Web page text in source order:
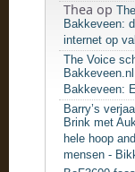
Thea op
Bakkeveen:
internet op
The Voice
Bakkeveen.nl
Bakkeveen:
Barry’s
Brink met
hele hoop
mensen -